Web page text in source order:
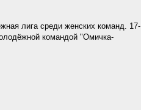
лига среди женских команд. 17-
командой "Омичка-